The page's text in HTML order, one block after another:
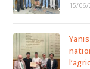
15/06/